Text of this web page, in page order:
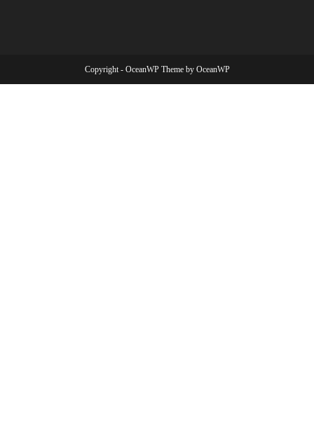
Copyright - OceanWP Theme by OceanWP